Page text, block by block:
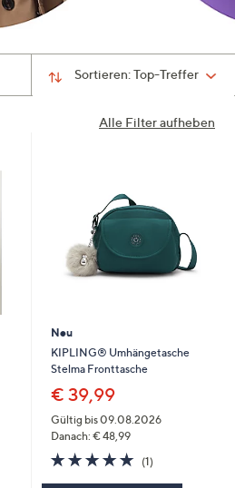
Sortieren:Top-Treffer
Alle Filter aufheben
Neu
KIPLING® Umhängetasche
Stelma Fronttasche
€ 39,99
Gültig bis 09.08.2026
Danach: € 48,99
5.0
von
(1)1